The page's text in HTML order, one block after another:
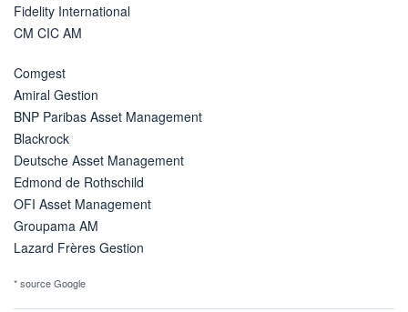
Fidelity International
CM CIC AM
Comgest
Amiral Gestion
BNP Paribas Asset Management
Blackrock
Deutsche Asset Management
Edmond de Rothschild
OFI Asset Management
Groupama AM
Lazard Frères Gestion
* source Google